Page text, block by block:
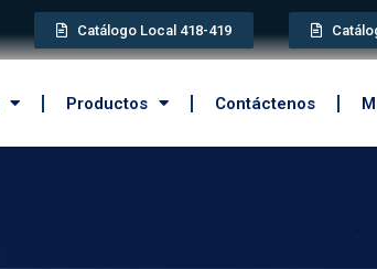
Catálogo Local 418-419
Productos Contáctenos